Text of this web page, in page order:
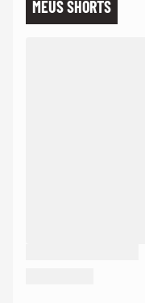
MEUS SHORTS